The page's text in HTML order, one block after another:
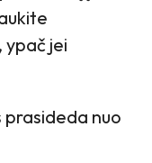
ypač jei
prasideda nuo